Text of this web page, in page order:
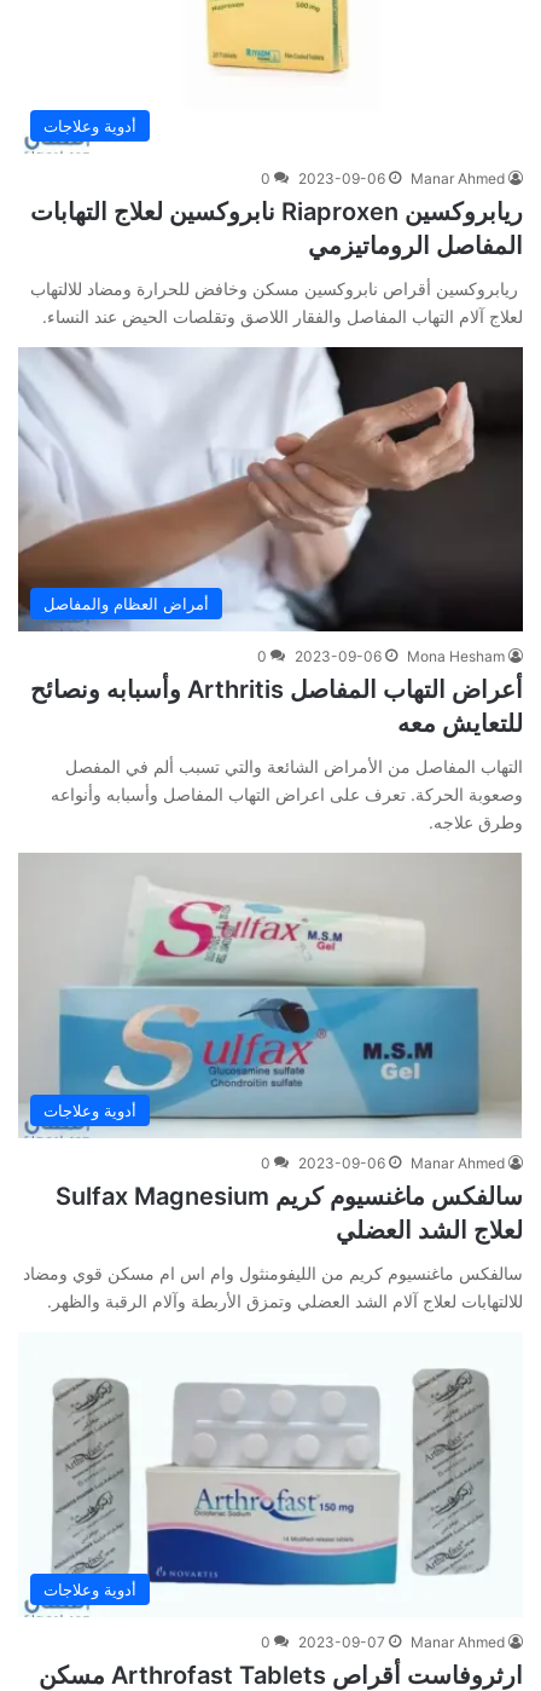
أدوية وعلاجات
Manar Ahmed
2023-09-06
0
ريابروكسين Riaproxen نابروكسين لعلاج التهابات
المفاصل الروماتيزمي
ريابروكسين أقراص نابروكسين مسكن وخافض للحرارة ومضاد للالتهاب
لعلاج آلام التهاب المفاصل والفقار اللاصق وتقلصات الحيض عند النساء.
أمراض العظام والمفاصل
Mona Hesham
2023-09-06
0
أعراض التهاب المفاصل Arthritis وأسبابه ونصائح
للتعايش معه
التهاب المفاصل من الأمراض الشائعة والتي تسبب ألم في المفصل
وصعوبة الحركة. تعرف على اعراض التهاب المفاصل وأسبابه وأنواعه
وطرق علاجه.
أدوية وعلاجات
Manar Ahmed
2023-09-06
0
سالفكس ماغنسيوم كريم Sulfax Magnesium
لعلاج الشد العضلي
سالفكس ماغنسيوم كريم من الليفومنثول وام اس ام مسكن قوي ومضاد
للالتهابات لعلاج آلام الشد العضلي وتمزق الأربطة وآلام الرقبة والظهر.
أدوية وعلاجات
Manar Ahmed
2023-09-07
0
ارثروفاست أقراص Arthrofast Tablets مسكن